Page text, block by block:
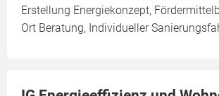
Erstellung Energiekonzept,
Ort Beratung, Individueller